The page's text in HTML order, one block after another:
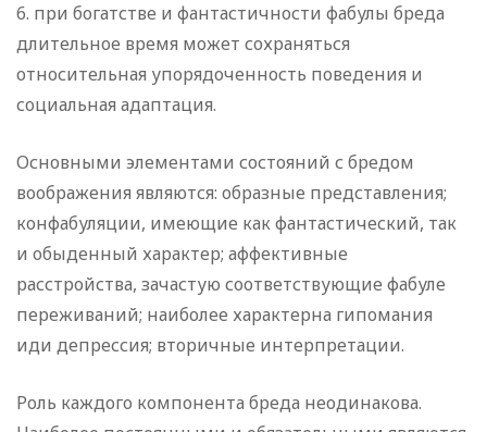
6. при богатстве и фантастичности фабулы бреда
длительное время может сохраняться
относительная упорядоченность поведения и
социальная адаптация.
Основными элементами состояний с бредом
воображения являются: образные представления;
конфабуляции, имеющие как фантастический, так
и обыденный характер; аффективные
расстройства, зачастую соответствующие фабуле
переживаний; наиболее характерна гипомания
иди депрессия; вторичные интерпретации.
Роль каждого компонента бреда неодинакова.